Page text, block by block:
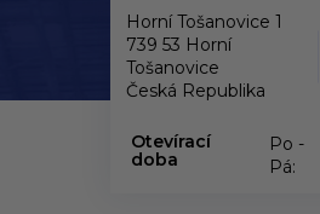
Horní Tošanovice 1
739 53 Horní
Tošanovice
Česká Republika
Otevírací
doba
Po -
Pá: